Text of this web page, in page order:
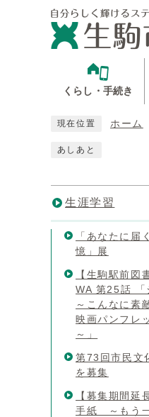
くらし・手続き
現在位置 ホーム
あしあと
生涯学習
「あなたに届
憶」展
【生駒駅前図
WA 第25話 「
～こんなに素
映画パンフレ
～」
第73回市民文
を募集
【募集期間延
手紙 ～もう